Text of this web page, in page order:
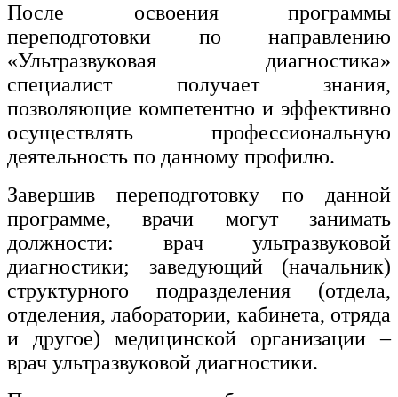
После освоения программы
переподготовки по направлению
«Ультразвуковая диагностика»
специалист получает знания,
позволяющие компетентно и эффективно
осуществлять профессиональную
деятельность по данному профилю.
Завершив переподготовку по данной
программе, врачи могут занимать
должности: врач ультразвуковой
диагностики; заведующий (начальник)
структурного подразделения (отдела,
отделения, лаборатории, кабинета, отряда
и другое) медицинской организации –
врач ультразвуковой диагностики.